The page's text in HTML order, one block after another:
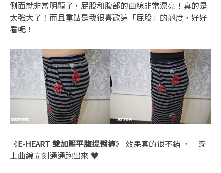
側面就非常明顯了，屁股和腹部的曲線非常漂亮！真的是
太強大了！而且重點是我很喜歡這「屁股」的翹度，好好
看呢！
《E-HEART 雙加壓平腹提臀褲》 效果真的很不錯 ，一穿
上曲線立刻通通跑出來 ♥